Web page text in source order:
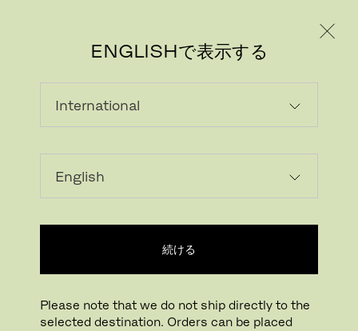
ENGLISHで表示する
続ける
Please note that we do not ship directly to the
selected destination. Orders can be placed